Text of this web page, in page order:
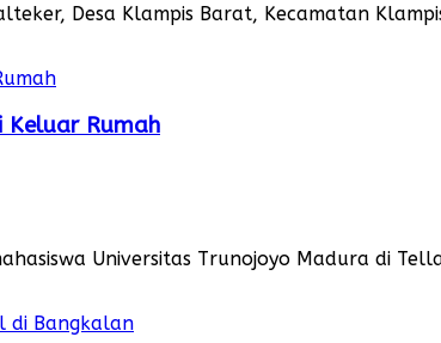
Desa Klampis Barat, Kecamatan
Keluar Rumah
Universitas Trunojoyo Madura di